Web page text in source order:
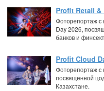
Profit Retail &
Фоторепортаж с
Day 2026,
банков и
Profit Cloud
Фоторепортаж с
посвященной
Казахстане.